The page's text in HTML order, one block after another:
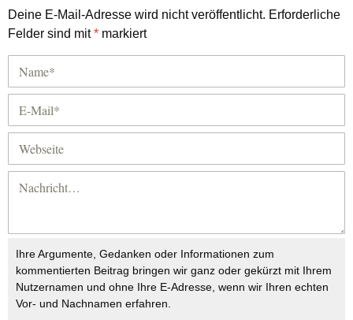
Deine E-Mail-Adresse wird nicht veröffentlicht. Erforderliche
Felder sind mit* markiert
Ihre Argumente, Gedanken oder Informationen zum
kommentierten Beitrag bringen wir ganz oder gekürzt mit Ihrem
Nutzernamen und ohne Ihre E-Adresse, wenn wir Ihren echten
Vor- und Nachnamen erfahren.